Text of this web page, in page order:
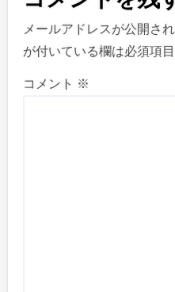
メールアドレスが公開さ
が付いている欄は必須項
コメント ※